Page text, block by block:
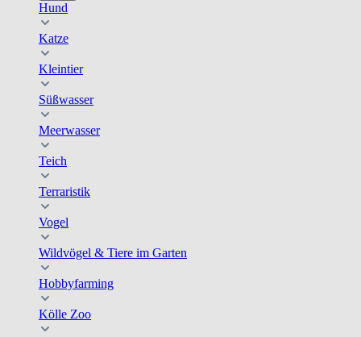
Hund
Katze
Kleintier
Süßwasser
Meerwasser
Teich
Terraristik
Vogel
Wildvögel & Tiere im Garten
Hobbyfarming
Kölle Zoo